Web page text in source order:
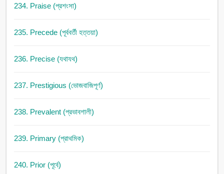
234. Praise (প্রশংসা)
235. Precede (পূর্ববর্তী হত্তয়া)
236. Precise (যথাযথ)
237. Prestigious (ভোজবাজিপূর্ণ)
238. Prevalent (প্রভাবশালী)
239. Primary (প্রাথমিক)
240. Prior (পূর্বে)